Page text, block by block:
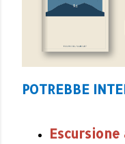
POTREBBE